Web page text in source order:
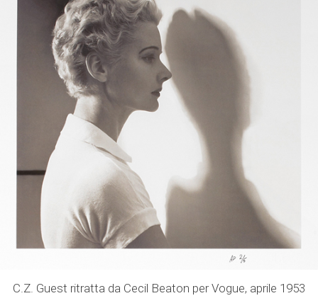
C.Z. Guest ritratta da Cecil Beaton per Vogue, aprile 1953